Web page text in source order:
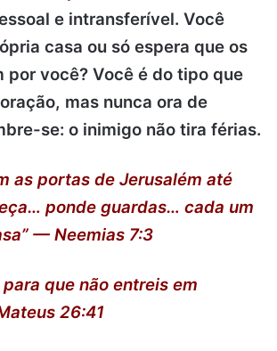
e intransferível. Você
casa ou só espera que os
por você? Você é do tipo que
mas nunca ora de
se: o inimigo não tira férias.
as portas de Jerusalém até
ponde guardas… cada um
— Neemias 7:3
que não entreis em
26:41